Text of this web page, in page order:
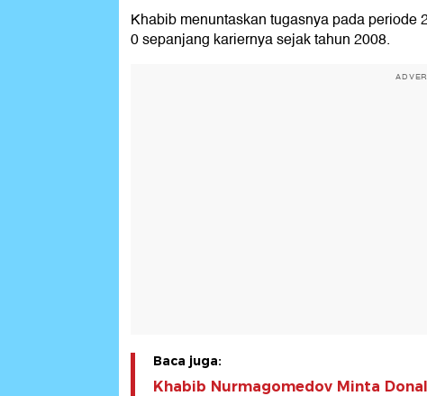
Khabib menuntaskan tugasnya pada
0 sepanjang kariernya sejak tahun 2008.
Baca juga:
Khabib Nurmagomedov Minta